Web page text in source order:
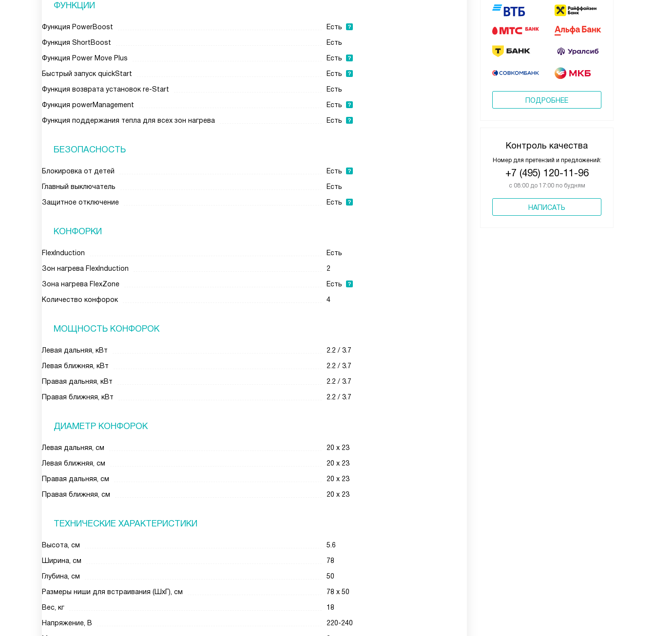
ПОДРОБНЕЕ
Контроль качества
Номер для претензий и предложений:
+7 (495) 120-11-96
с 08:00 до 17:00 по будням
НАПИСАТЬ
ФУНКЦИИ
Функция PowerBoost
Есть
Функция ShortBoost
Есть
Функция Power Move Plus
Есть
Быстрый запуск quickStart
Есть
Функция возврата установок re-Start
Есть
Функция powerManagement
Есть
Функция поддержания тепла для всех зон нагрева
Есть
БЕЗОПАСНОСТЬ
Блокировка от детей
Есть
Главный выключатель
Есть
Защитное отключение
Есть
КОНФОРКИ
FlexInduction
Есть
Зон нагрева FlexInduction
2
Зона нагрева FlexZone
Есть
Количество конфорок
4
МОЩНОСТЬ КОНФОРОК
Левая дальняя, кВт
2.2 / 3.7
Левая ближняя, кВт
2.2 / 3.7
Правая дальняя, кВт
2.2 / 3.7
Правая ближняя, кВт
2.2 / 3.7
ДИАМЕТР КОНФОРОК
Левая дальняя, см
20 х 23
Левая ближняя, см
20 х 23
Правая дальняя, см
20 х 23
Правая ближняя, см
20 х 23
ТЕХНИЧЕСКИЕ ХАРАКТЕРИСТИКИ
Высота, см
5.6
Ширина, см
78
Глубина, см
50
Размеры ниши для встраивания (ШхГ), см
78 х 50
Вес, кг
18
Напряжение, В
220-240